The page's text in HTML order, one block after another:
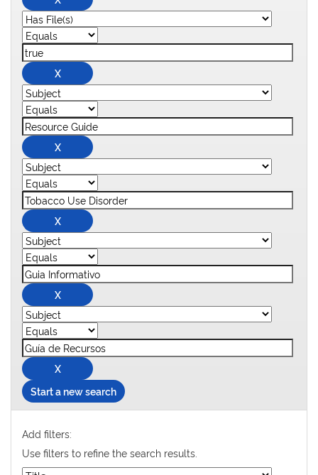
Start a new search
Add filters:
Use filters to refine the search results.